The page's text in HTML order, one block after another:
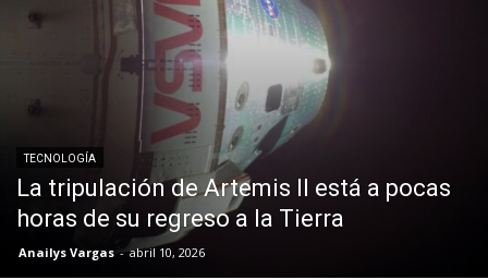
TECNOLOGÍA
La tripulación de Artemis II está a pocas
horas de su regreso a la Tierra
Anailys Vargas - abril 10, 2026